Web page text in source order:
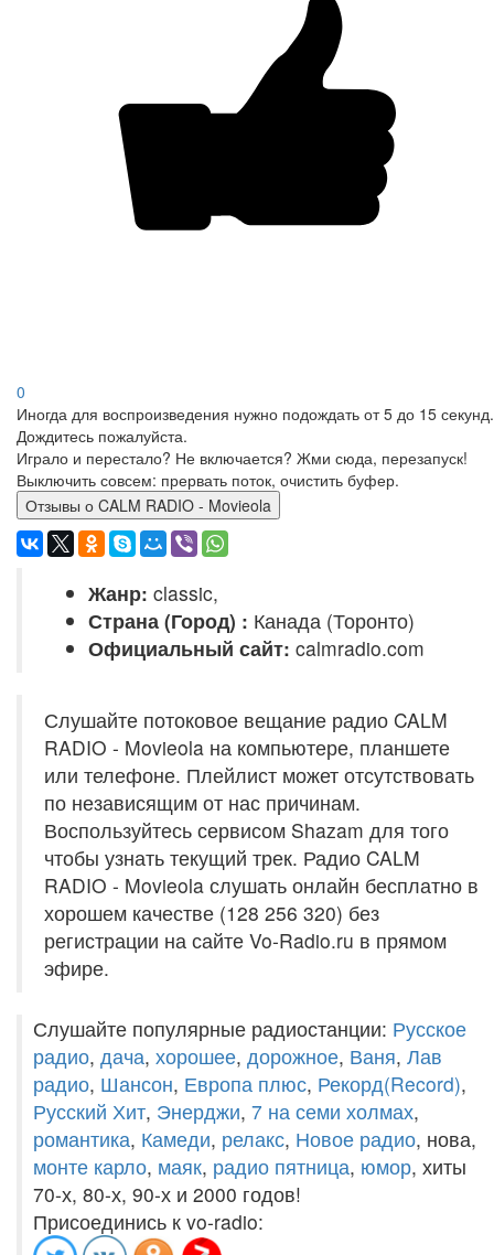
0
Иногда для воспроизведения нужно подождать от 5 до 15 секунд.
Дождитесь пожалуйста.
Играло и перестало? Не включается? Жми сюда, перезапуск!
Выключить совсем: прервать поток, очистить буфер.
Отзывы о CALM RADIO - Movieola
Жанр: classic,
Страна (Город) : Канада (Торонто)
Официальный сайт: calmradio.com
Слушайте потоковое вещание радио CALM
RADIO - Movieola на компьютере, планшете
или телефоне. Плейлист может отсутствовать
по независящим от нас причинам.
Воспользуйтесь сервисом Shazam для того
чтобы узнать текущий трек. Радио CALM
RADIO - Movieola слушать онлайн бесплатно в
хорошем качестве (128 256 320) без
регистрации на сайте Vo-Radio.ru в прямом
эфире.
Слушайте популярные радиостанции: Русское
радио, дача, хорошее, дорожное, Ваня, Лав
радио, Шансон, Европа плюс, Рекорд(Record),
Русский Хит, Энерджи, 7 на семи холмах,
романтика, Камеди, релакс, Новое радио, нова,
монте карло, маяк, радио пятница, юмор, хиты
70-х, 80-х, 90-х и 2000 годов!
Присоединись к vo-radio: